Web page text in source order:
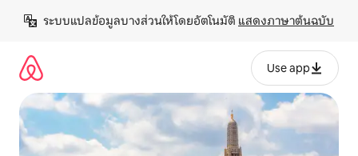
เนื้อหา
ระบบแปลข้อมูลบางส่วนให้โดยอัตโนมัติ แสดงภาษาต้นฉบับ
Use app